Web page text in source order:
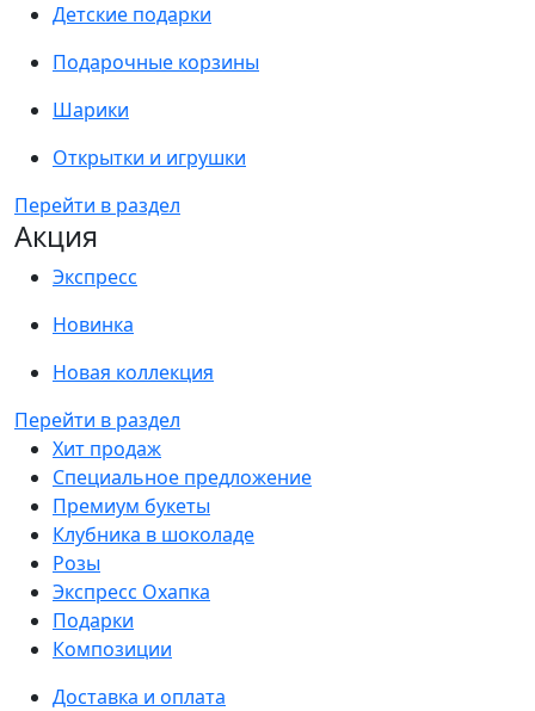
Детские подарки
Подарочные корзины
Шарики
Открытки и игрушки
Перейти в раздел
Акция
Экспресс
Новинка
Новая коллекция
Перейти в раздел
Хит продаж
Специальное предложение
Премиум букеты
Клубника в шоколаде
Розы
Экспресс Охапка
Подарки
Композиции
Доставка и оплата